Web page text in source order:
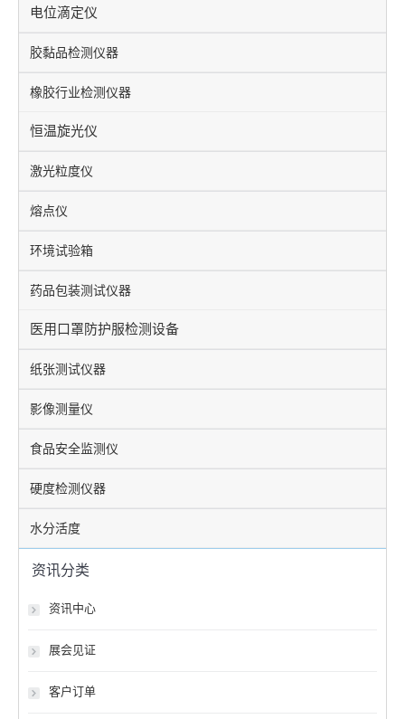
电位滴定仪
胶黏品检测仪器
橡胶行业检测仪器
恒温旋光仪
激光粒度仪
熔点仪
环境试验箱
药品包装测试仪器
医用口罩防护服检测设备
纸张测试仪器
影像测量仪
食品安全监测仪
硬度检测仪器
水分活度
资讯分类
资讯中心
展会见证
客户订单